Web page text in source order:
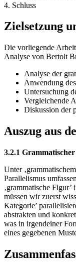
4. Schluss
Zielsetzung
Die vorliegende
Analyse von Bertolt
Analyse der
Anwendung
Untersuchung
Vergleichende
Diskussion der
Auszug aus
3.2.1
Unter
Parallelismus
‚grammatische
müssen wir zuerst
Kategorie’
abstrakten und
was in irgendeiner
eines gegebenen